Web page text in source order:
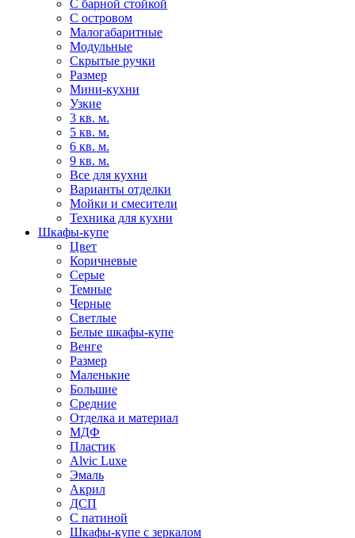
С барной стойкой
С островом
Малогабаритные
Модульные
Скрытые ручки
Размер
Мини-кухни
Узкие
3 кв. м.
5 кв. м.
6 кв. м.
9 кв. м.
Все для кухни
Варианты отделки
Мойки и смесители
Техника для кухни
Шкафы-купе
Цвет
Коричневые
Серые
Темные
Черные
Светлые
Белые шкафы-купе
Венге
Размер
Маленькие
Большие
Средние
Отделка и материал
МДФ
Пластик
Alvic Luxe
Эмаль
Акрил
ДСП
С патиной
Шкафы-купе с зеркалом